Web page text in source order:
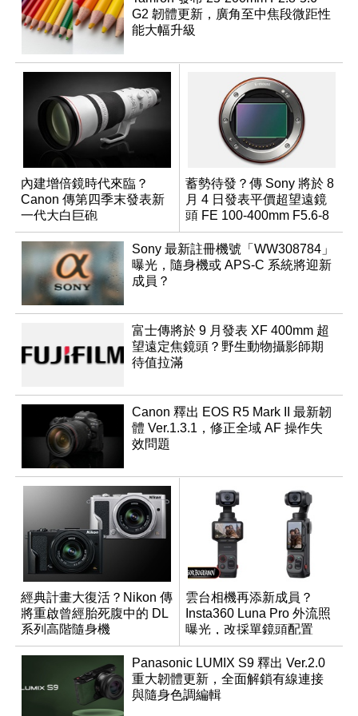
G2 韌體更新，廣角至中焦段微距性
能大幅升級
內建增倍鏡時代來臨？
Canon 傳第四季末發表新
一代大白巨砲
蓄勢待發？傳 Sony 將於 8
月 4 日發表平價超望遠鏡
頭 FE 100-400mm F5.6-8
Sony 最新註冊機號「WW308784」
曝光，隨身機或 APS-C 系統將迎新
成員？
富士傳將於 9 月發表 XF 400mm 超
望遠定焦鏡頭？野生動物攝影師期
待值拉滿
Canon 釋出 EOS R5 Mark II 最新韌
體 Ver.1.3.1，修正全域 AF 操作失
效問題
經典計畫大復活？Nikon 傳
將重啟曾經胎死腹中的 DL
系列高階隨身機
雲台相機再添新成員？
Insta360 Luna Pro 外流照
曝光，改採單鏡頭配置
Panasonic LUMIX S9 釋出 Ver.2.0
重大韌體更新，全面解鎖有線連接
與隨身色調編輯